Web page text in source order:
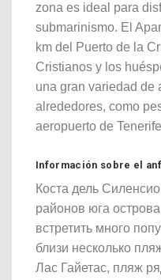
zona es ideal para
submarinismo. El
km del Puerto de la
Cristianos y los
una gran variedad de
alrededores, como
aeropuerto de
Información sobre el
Коста дель
районов юга
встретить много
близи несколько
Лас Гайетас, пляж